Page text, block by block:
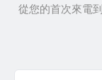
從您的首次來電